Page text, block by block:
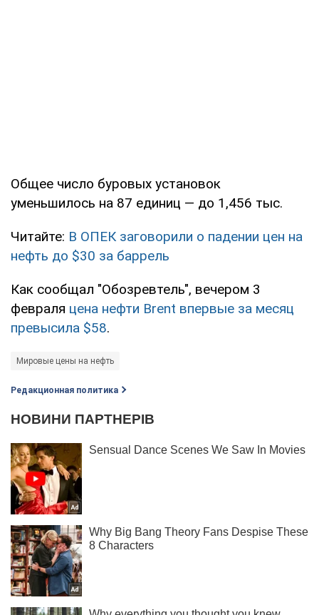
Общее число буровых установок
уменьшилось на 87 единиц — до 1,456 тыс.
Читайте: В ОПЕК заговорили о падении цен на
нефть до $30 за баррель
Как сообщал "Обозревтель", вечером 3
февраля цена нефти Brent впервые за месяц
превысила $58.
Мировые цены на нефть
Редакционная политика